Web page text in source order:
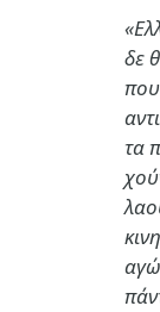
δε
τα